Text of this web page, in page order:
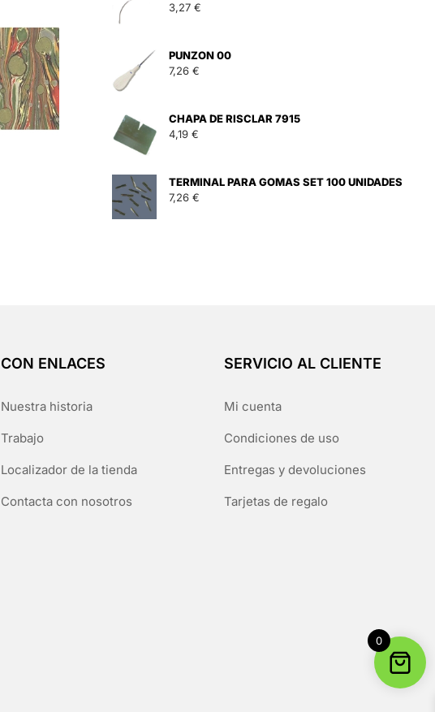
3,27 €
PUNZON 00
7,26 €
CHAPA DE RISCLAR 7915
4,19 €
TERMINAL PARA GOMAS SET 100 UNIDADES
7,26 €
CON ENLACES
Nuestra historia
Trabajo
Localizador de la tienda
Contacta con nosotros
SERVICIO AL CLIENTE
Mi cuenta
Condiciones de uso
Entregas y devoluciones
Tarjetas de regalo
0